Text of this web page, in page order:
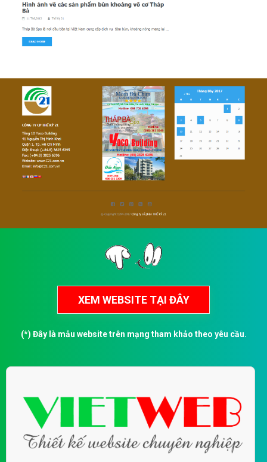
(*) Đây là mẫu website trên mạng tham khảo theo yêu cầu.